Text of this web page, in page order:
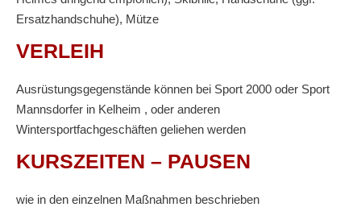
Ersatzhandschuhe), Mütze
VERLEIH
Ausrüstungsgegenstände können bei Sport 2000 oder Sport
Mannsdorfer in Kelheim , oder anderen
Wintersportfachgeschäften geliehen werden
KURSZEITEN – PAUSEN
wie in den einzelnen Maßnahmen beschrieben